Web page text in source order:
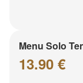
Menu Solo
13.90 €